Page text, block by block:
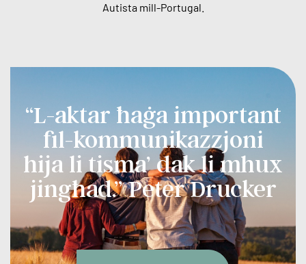
Autista mill-Portugal.
“L-aktar ħaġa important
fil-kommunikazzjoni
hija li tisma’ dak li mhux
jingħad.” Peter Drucker